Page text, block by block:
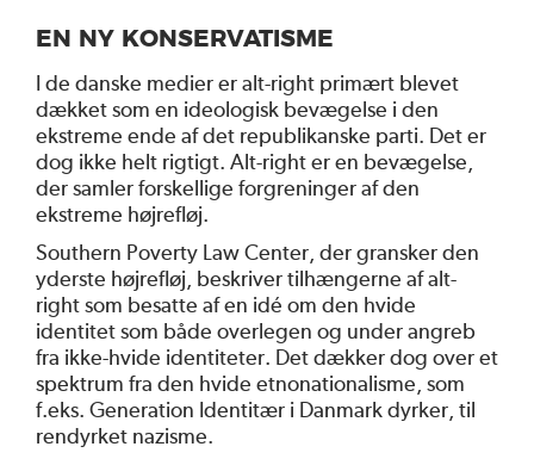
EN NY KONSERVATISME
I de danske medier er alt-right primært blevet
dækket som en ideologisk bevægelse i den
ekstreme ende af det republikanske parti. Det er
dog ikke helt rigtigt. Alt-right er en bevægelse,
der samler forskellige forgreninger af den
ekstreme højrefløj.
Southern Poverty Law Center, der gransker den
yderste højrefløj, beskriver tilhængerne af alt-
right som besatte af en idé om den hvide
identitet som både overlegen og under angreb
fra ikke-hvide identiteter. Det dækker dog over et
spektrum fra den hvide etnonationalisme, som
f.eks. Generation Identitær i Danmark dyrker, til
rendyrket nazisme.